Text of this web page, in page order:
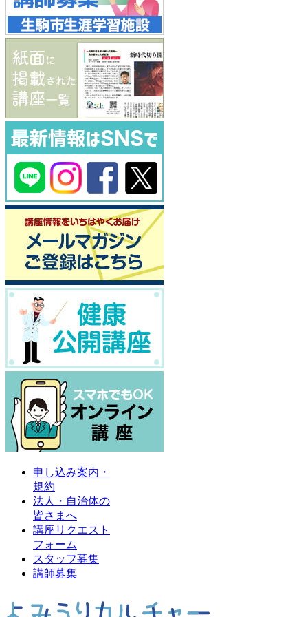
申し込み案内・
規約
法人・自治体の
皆さまへ
講座リクエスト
フォーム
スタッフ募集
講師募集